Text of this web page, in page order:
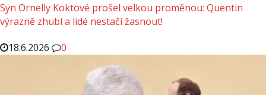
Syn Ornelly Koktové prošel velkou proměnou: Quentin
výrazně zhubl a lidé nestačí žasnout!
18.6.2026
0